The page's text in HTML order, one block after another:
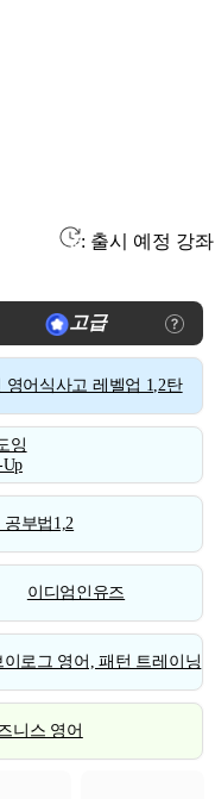
: 출시 예정 강좌
고급
영어식사고 레벨업 1,2탄
잉
Up
공부법1,2
이디엄인유즈
이로그 영어, 패턴 트레이닝
니스 영어